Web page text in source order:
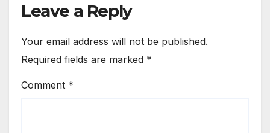
Leave a Reply
Your email address will not be published.
Required fields are marked *
Comment *